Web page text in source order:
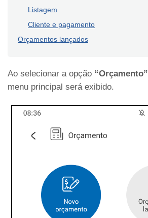
Listagem
Cliente e pagamento
Orçamentos lançados
Ao selecionar a opção “Orçamento”
menu principal será exibido.